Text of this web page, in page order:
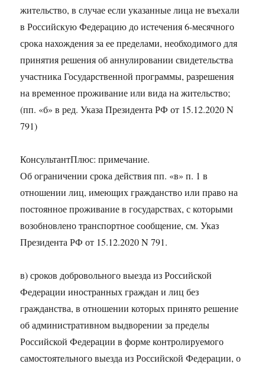
жительство, в случае если указанные лица не въехали
в Российскую Федерацию до истечения 6-месячного
срока нахождения за ее пределами, необходимого для
принятия решения об аннулировании свидетельства
участника Государственной программы, разрешения
на временное проживание или вида на жительство;
(пп. «б» в ред. Указа Президента РФ от 15.12.2020 N
791)
КонсультантПлюс: примечание.
Об ограничении срока действия пп. «в» п. 1 в
отношении лиц, имеющих гражданство или право на
постоянное проживание в государствах, с которыми
возобновлено транспортное сообщение, см. Указ
Президента РФ от 15.12.2020 N 791.
в) сроков добровольного выезда из Российской
Федерации иностранных граждан и лиц без
гражданства, в отношении которых принято решение
об административном выдворении за пределы
Российской Федерации в форме контролируемого
самостоятельного выезда из Российской Федерации, о